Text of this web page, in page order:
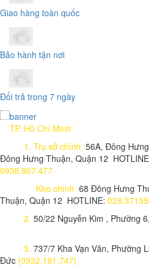
Giao hàng toàn quốc
Bảo hành tận nơi
Đổi trả trong 7 ngày
TP. Hồ Chí Minh:
1. Trụ sở chính :56A, Đông
Đông Hưng Thuận, Quận 12
0938.867.477
Kho chính :68 Đông Hưng
Thuận, Quận 12 HOTLINE:
2. 50/22 Nguyễn Kim , Phường
3. 737/7 Kha Vạn Vân, Phường
Đức (0932.181.747)